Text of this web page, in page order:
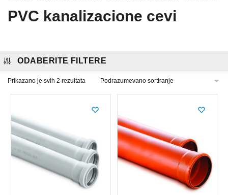
PVC kanalizacione cevi
ODABERITE FILTERE
Prikazano je svih 2 rezultata